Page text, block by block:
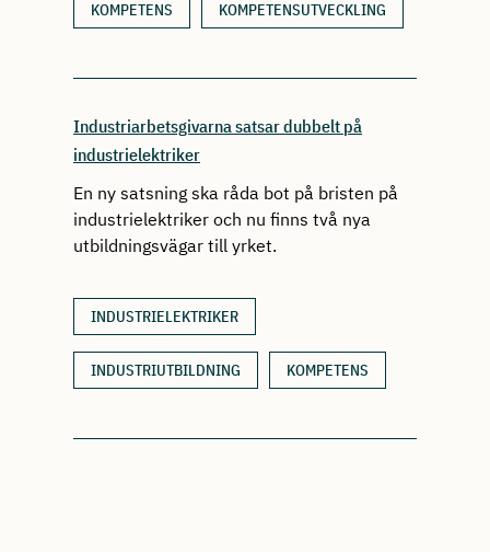
KOMPETENS KOMPETENSUTVECKLING
Industriarbetsgivarna satsar dubbelt på
industrielektriker
En ny satsning ska råda bot på bristen på
industrielektriker och nu finns två nya
utbildningsvägar till yrket.
INDUSTRIELEKTRIKER
INDUSTRIUTBILDNING KOMPETENS